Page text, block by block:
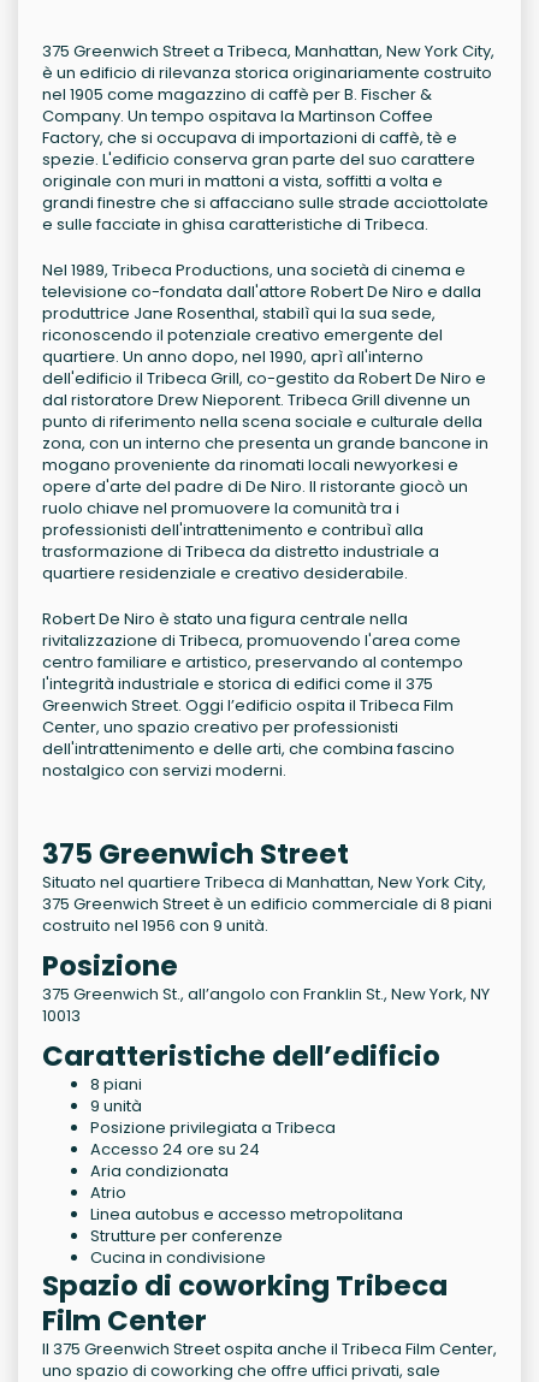
375 Greenwich Street a Tribeca, Manhattan, New York City,
è un edificio di rilevanza storica originariamente costruito
nel 1905 come magazzino di caffè per B. Fischer &
Company. Un tempo ospitava la Martinson Coffee
Factory, che si occupava di importazioni di caffè, tè e
spezie. L'edificio conserva gran parte del suo carattere
originale con muri in mattoni a vista, soffitti a volta e
grandi finestre che si affacciano sulle strade acciottolate
e sulle facciate in ghisa caratteristiche di Tribeca.
Nel 1989, Tribeca Productions, una società di cinema e
televisione co-fondata dall'attore Robert De Niro e dalla
produttrice Jane Rosenthal, stabilì qui la sua sede,
riconoscendo il potenziale creativo emergente del
quartiere. Un anno dopo, nel 1990, aprì all'interno
dell'edificio il Tribeca Grill, co-gestito da Robert De Niro e
dal ristoratore Drew Nieporent. Tribeca Grill divenne un
punto di riferimento nella scena sociale e culturale della
zona, con un interno che presenta un grande bancone in
mogano proveniente da rinomati locali newyorkesi e
opere d'arte del padre di De Niro. Il ristorante giocò un
ruolo chiave nel promuovere la comunità tra i
professionisti dell'intrattenimento e contribuì alla
trasformazione di Tribeca da distretto industriale a
quartiere residenziale e creativo desiderabile.
Robert De Niro è stato una figura centrale nella
rivitalizzazione di Tribeca, promuovendo l'area come
centro familiare e artistico, preservando al contempo
l'integrità industriale e storica di edifici come il 375
Greenwich Street. Oggi l’edificio ospita il Tribeca Film
Center, uno spazio creativo per professionisti
dell'intrattenimento e delle arti, che combina fascino
nostalgico con servizi moderni.
375 Greenwich Street
Situato nel quartiere Tribeca di Manhattan, New York City,
375 Greenwich Street è un edificio commerciale di 8 piani
costruito nel 1956 con 9 unità.
Posizione
375 Greenwich St., all’angolo con Franklin St., New York, NY
10013
Caratteristiche dell’edificio
8 piani
9 unità
Posizione privilegiata a Tribeca
Accesso 24 ore su 24
Aria condizionata
Atrio
Linea autobus e accesso metropolitana
Strutture per conferenze
Cucina in condivisione
Spazio di coworking Tribeca
Film Center
Il 375 Greenwich Street ospita anche il Tribeca Film Center,
uno spazio di coworking che offre uffici privati, sale